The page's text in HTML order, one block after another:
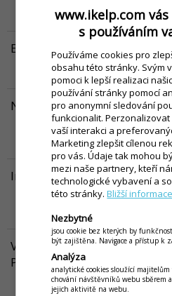
potřebujete exportovat karty. Víc...
Externí zákaznický displej
V tomto návodu je popsána
iKelp Pokladna.Víc...
Nastavení příznaku "Zákaz
V tomto návodu je popsán postup
prodávat, ale z důvodu zachování
Inventury
V tomto článku se nachází postup
kroky, které je potřebné vykonat
proces inventury.
Vrácení zboží (storno) - celá
Pokladna
Vrácení zboží (storno) způsobem
aplikaci iKelp Pokladna.Víc...
www.ikelp.com
s používáním
Používáme cookies pro
obsahu této stránky. Svým
pomoci k lepší realizaci
používání stránky pomocí
pro anonymní sledování
funkcionalit.
vaší interakci a
Marketing zlepšit cílenou
pro vás. Údaje tak mohou
mezi naše partnery, kteří
technologické vybavení a
této stránky.Bližší informace
Nezbytné
jsou cookie bez kterých by
být zajištěna. Navigace a přístup k
Analýza
analytické cookies sloužící
chování návštěvníků webu sběrem
jejich aktivitě na webu.